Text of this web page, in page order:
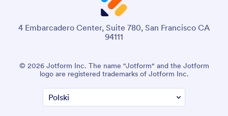
4 Embarcadero Center, Suite 780, San Francisco CA
94111
© 2026 Jotform Inc. The name "Jotform" and the Jotform
logo are registered trademarks of Jotform Inc.